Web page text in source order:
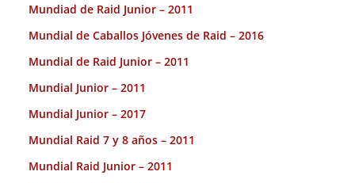
Mundiad de Raid Junior – 2011
Mundial de Caballos Jóvenes de Raid – 2016
Mundial de Raid Junior – 2011
Mundial Junior – 2011
Mundial Junior – 2017
Mundial Raid 7 y 8 años – 2011
Mundial Raid Junior – 2011